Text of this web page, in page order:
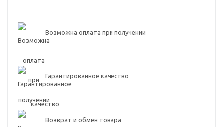
Возможна оплата при получении
Гарантированное качество
Возврат и обмен товара